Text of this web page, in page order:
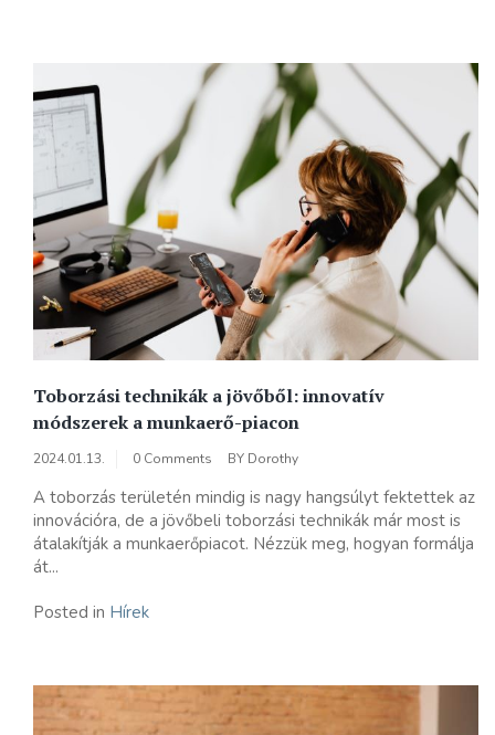
Toborzási technikák a jövőből: innovatív
módszerek a munkaerő-piacon
2024.01.13. 0 Comments BY Dorothy
A toborzás területén mindig is nagy hangsúlyt fektettek az
innovációra, de a jövőbeli toborzási technikák már most is
átalakítják a munkaerőpiacot. Nézzük meg, hogyan formálja
át...
Posted in Hírek